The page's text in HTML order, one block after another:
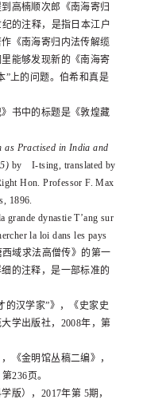
高楠顺次郎《南海寄归
纪的注释，是指日本江户
《南海寄归内法传解缆
能够发现新的《南海寄
”上的问题。伯希和真是
书中的标题是《敦煌藏
as Practised in India and
by I-tsing, translated by
Hon. Professor F. Max
1896.
grande dynastie T’ang sur
la loi dans les pays
域求法高僧传》的第一
的注释，是一部标准的
的汉学家”》，《史家史
学出版社， 2008年，第
《金明馆丛稿二编》，
第236 页。
版）， 2017年第 5期，